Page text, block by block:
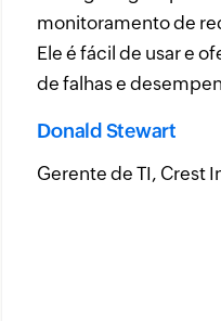
ou dois recursos que
é o produto mais
organização obteve
John Rosser